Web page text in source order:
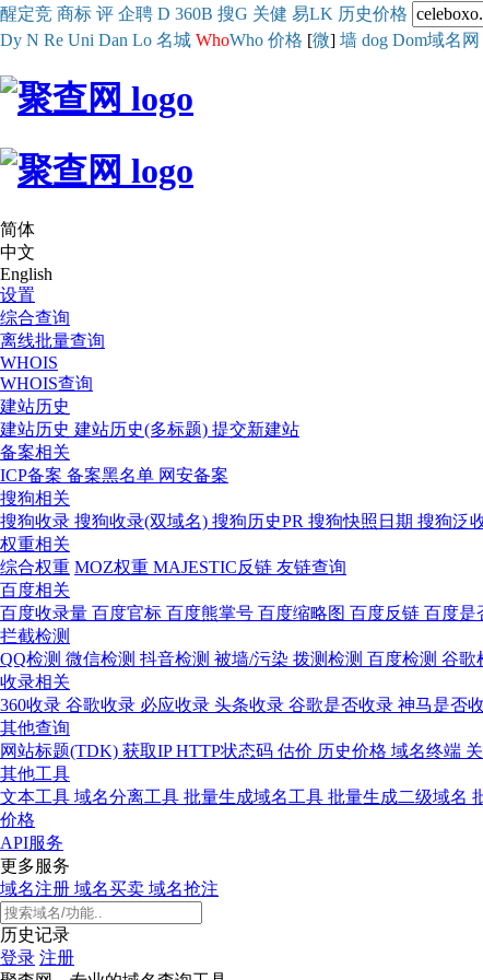
醒定竞 商标 评 企聘 D 360B 搜G 关健 易LK 历史价格
Dy N Re Uni Dan Lo 名城 WhoWho 价格 [微] 墙 dog Dom域名网